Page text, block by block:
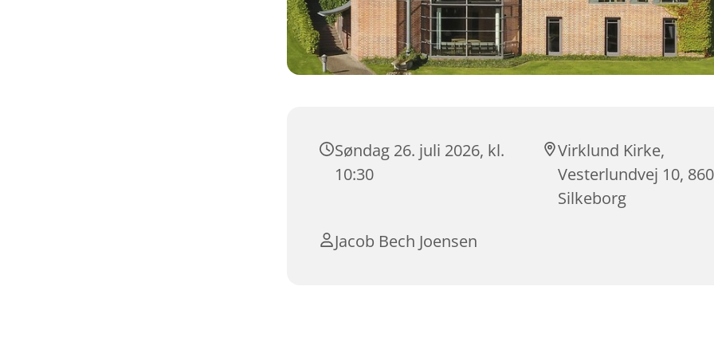
Søndag 26. juli 2026, kl.
10:30
Virklund Kirke,
Vesterlundvej 10,
Silkeborg
Jacob Bech Joensen